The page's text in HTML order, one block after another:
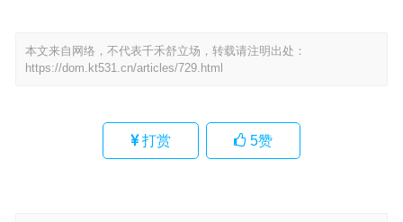
本文来自网络，不代表千禾舒立场，转载请注明出处：
https://dom.kt531.cn/articles/729.html
打赏 5赞